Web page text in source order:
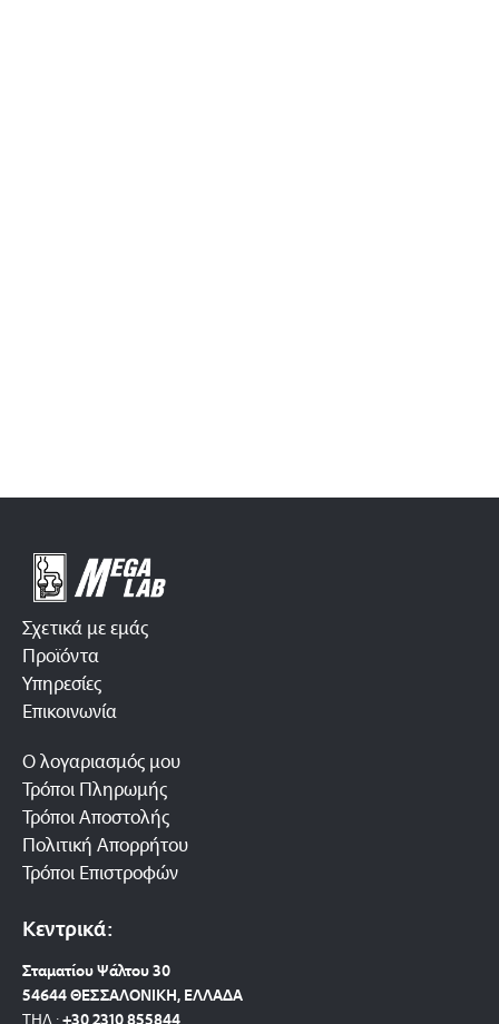
Σχετικά με εμάς
Προϊόντα
Υπηρεσίες
Επικοινωνία
Ο λογαριασμός μου
Τρόποι Πληρωμής
Τρόποι Αποστολής
Πολιτική Απορρήτου
Τρόποι Επιστροφών
Κεντρικά:
Σταματίου Ψάλτου 30
54644 ΘΕΣΣΑΛΟΝΙΚΗ, ΕΛΛΑΔΑ
ΤΗΛ.:+30 2310 855844